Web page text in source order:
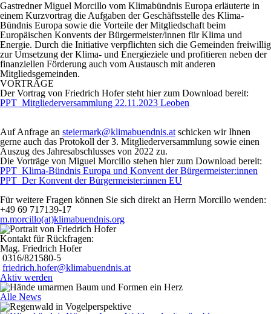
Gastredner Miguel Morcillo vom Klimabündnis Europa erläuterte in
einem Kurzvortrag die Aufgaben der Geschäftsstelle des Klima-
Bündnis Europa sowie die Vorteile der Mitgliedschaft beim
Europäischen Konvents der Bürgermeister/innen für Klima und
Energie. Durch die Initiative verpflichten sich die Gemeinden freiwillig
zur Umsetzung der Klima- und Energieziele und profitieren neben der
finanziellen Förderung auch vom Austausch mit anderen
Mitgliedsgemeinden.
VORTRÄGE
Der Vortrag von Friedrich Hofersteht hier zum Download bereit:
PPT_Mitgliederversammlung 22.11.2023 Leoben
Auf Anfrage an steiermark@klimabuendnis.at schicken wir Ihnen
gerne auch das Protokoll der 3. Mitgliederversammlung sowie einen
Auszug des Jahresabschlusses von 2022 zu.
Die Vorträge von Miguel Morcillo stehen hier zum Download bereit:
PPT_Klima-Bündnis Europa und Konvent der Bürgermeister:innen
PPT_Der Konvent der Bürgermeister:innen EU
Für weitere Fragen können Sie sich direkt an Herrn Morcillo wenden:
+49 69 717139-17
m.morcillo(at)klimabuendnis.org
Kontakt für Rückfragen:
Mag. Friedrich Hofer
0316/821580-5
friedrich.hofer@klimabuendnis.at
Aktiv werden
Alle News